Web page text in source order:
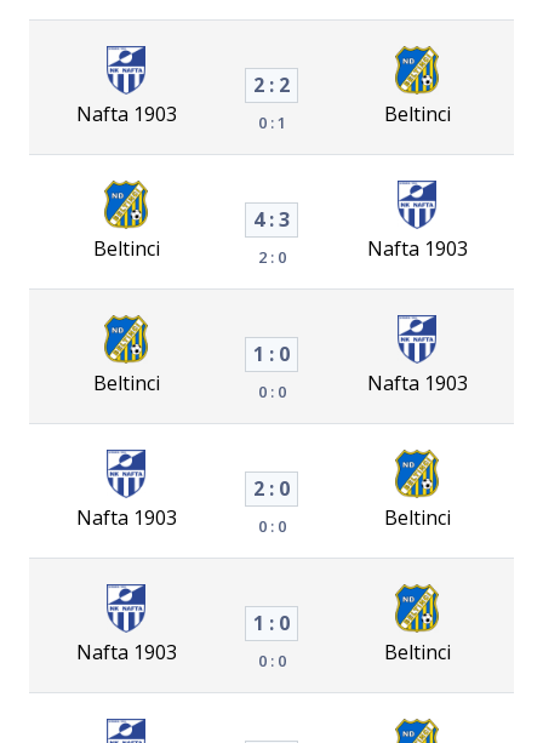
Nafta 1903
2 : 2
0 : 1 Beltinci
Beltinci
4 : 3
2 : 0 Nafta 1903
Beltinci
1 : 0
0 : 0 Nafta 1903
Nafta 1903
2 : 0
0 : 0 Beltinci
Nafta 1903
1 : 0
0 : 0 Beltinci